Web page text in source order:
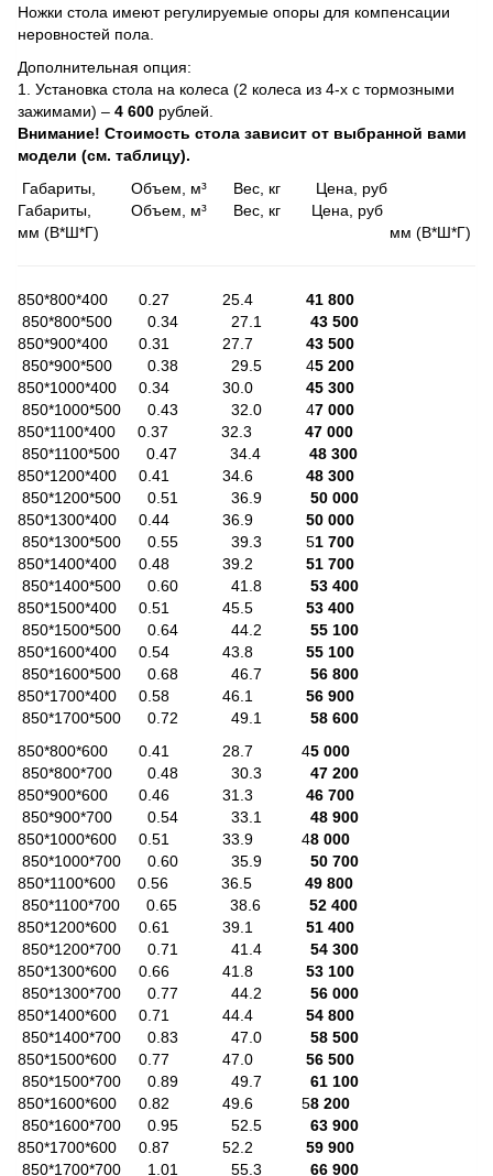
Ножки стола имеют регулируемые опоры для компенсации
неровностей пола.
Дополнительная опция:
1. Установка стола на колеса (2 колеса из 4-х с тормозными
зажимами) – 4 600 рублей.
Внимание! Стоимость стола зависит от выбранной вами
модели (см. таблицу).
Габариты, Объем, м³ Вес, кг Цена, руб
Габариты, Объем, м³ Вес, кг Цена, руб
мм (В*Ш*Г) мм (В*Ш*Г)
850*800*400 0.27 25.4 41 800
850*800*500 0.34 27.1 43 500
850*900*400 0.31 27.7 43 500
850*900*500 0.38 29.5 45 200
850*1000*400 0.34 30.0 45 300
850*1000*500 0.43 32.0 47 000
850*1100*400 0.37 32.3 47 000
850*1100*500 0.47 34.4 48 300
850*1200*400 0.41 34.6 48 300
850*1200*500 0.51 36.9 50 000
850*1300*400 0.44 36.9 50 000
850*1300*500 0.55 39.3 51 700
850*1400*400 0.48 39.2 51 700
850*1400*500 0.60 41.8 53 400
850*1500*400 0.51 45.5 53 400
850*1500*500 0.64 44.2 55 100
850*1600*400 0.54 43.8 55 100
850*1600*500 0.68 46.7 56 800
850*1700*400 0.58 46.1 56 900
850*1700*500 0.72 49.1 58 600
850*800*600 0.41 28.7 45 000
850*800*700 0.48 30.3 47 200
850*900*600 0.46 31.3 46 700
850*900*700 0.54 33.1 48 900
850*1000*600 0.51 33.9 48 000
850*1000*700 0.60 35.9 50 700
850*1100*600 0.56 36.5 49 800
850*1100*700 0.65 38.6 52 400
850*1200*600 0.61 39.1 51 400
850*1200*700 0.71 41.4 54 300
850*1300*600 0.66 41.8 53 100
850*1300*700 0.77 44.2 56 000
850*1400*600 0.71 44.4 54 800
850*1400*700 0.83 47.0 58 500
850*1500*600 0.77 47.0 56 500
850*1500*700 0.89 49.7 61 100
850*1600*600 0.82 49.6 58 200
850*1600*700 0.95 52.5 63 900
850*1700*600 0.87 52.2 59 900
850*1700*700 1.01 55.3 66 900